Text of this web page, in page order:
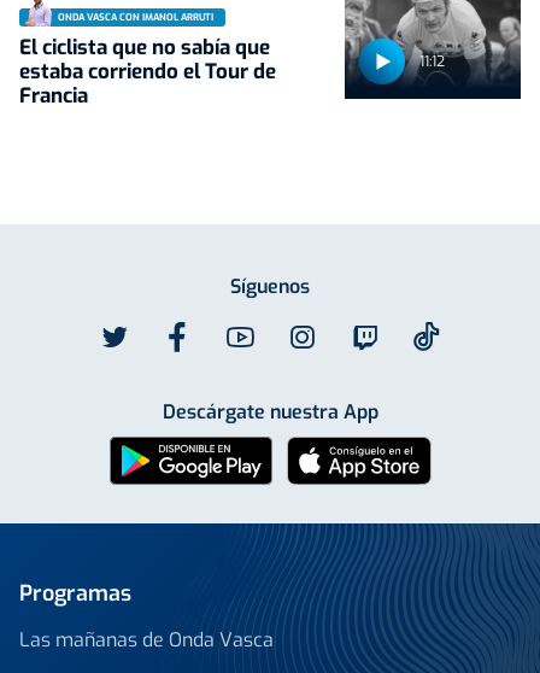
11:12
ONDA VASCA CON IMANOL ARRUTI
El ciclista que no sabía que
estaba corriendo el Tour de
Francia
Síguenos
Descárgate nuestra App
Programas
Las mañanas de Onda Vasca